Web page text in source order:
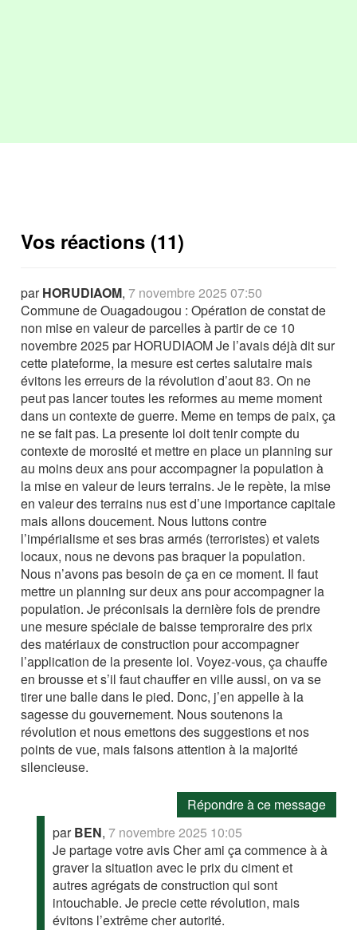
Vos réactions (11)
parHORUDIAOM,7 novembre 2025 07:50
Commune de Ouagadougou : Opération de constat de
non mise en valeur de parcelles à partir de ce 10
novembre 2025 par HORUDIAOM Je l’avais déjà dit sur
cette plateforme, la mesure est certes salutaire mais
évitons les erreurs de la révolution d’aout 83. On ne
peut pas lancer toutes les reformes au meme moment
dans un contexte de guerre. Meme en temps de paix, ça
ne se fait pas. La presente loi doit tenir compte du
contexte de morosité et mettre en place un planning sur
au moins deux ans pour accompagner la population à
la mise en valeur de leurs terrains. Je le repète, la mise
en valeur des terrains nus est d’une importance capitale
mais allons doucement. Nous luttons contre
l’impérialisme et ses bras armés (terroristes) et valets
locaux, nous ne devons pas braquer la population.
Nous n’avons pas besoin de ça en ce moment. Il faut
mettre un planning sur deux ans pour accompagner la
population. Je préconisais la dernière fois de prendre
une mesure spéciale de baisse temproraire des prix
des matériaux de construction pour accompagner
l’application de la presente loi. Voyez-vous, ça chauffe
en brousse et s’il faut chauffer en ville aussi, on va se
tirer une balle dans le pied. Donc, j’en appelle à la
sagesse du gouvernement. Nous soutenons la
révolution et nous emettons des suggestions et nos
points de vue, mais faisons attention à la majorité
silencieuse.
Répondre à ce message
parBEN,7 novembre 2025 10:05
Je partage votre avis Cher ami ça commence à à
graver la situation avec le prix du ciment et
autres agrégats de construction qui sont
intouchable. Je precie cette révolution, mais
évitons l’extrême cher autorité.